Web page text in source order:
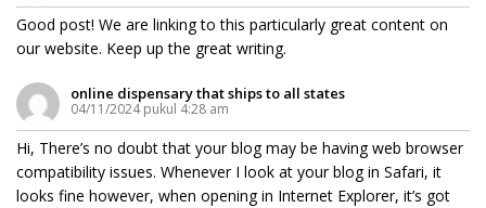
Good post! We are linking to this particularly great content on
our website. Keep up the great writing.
online dispensary that ships to all states
04/11/2024 pukul 4:28 am
Hi, There’s no doubt that your blog may be having web browser
compatibility issues. Whenever I look at your blog in Safari, it
looks fine however, when opening in Internet Explorer, it’s got